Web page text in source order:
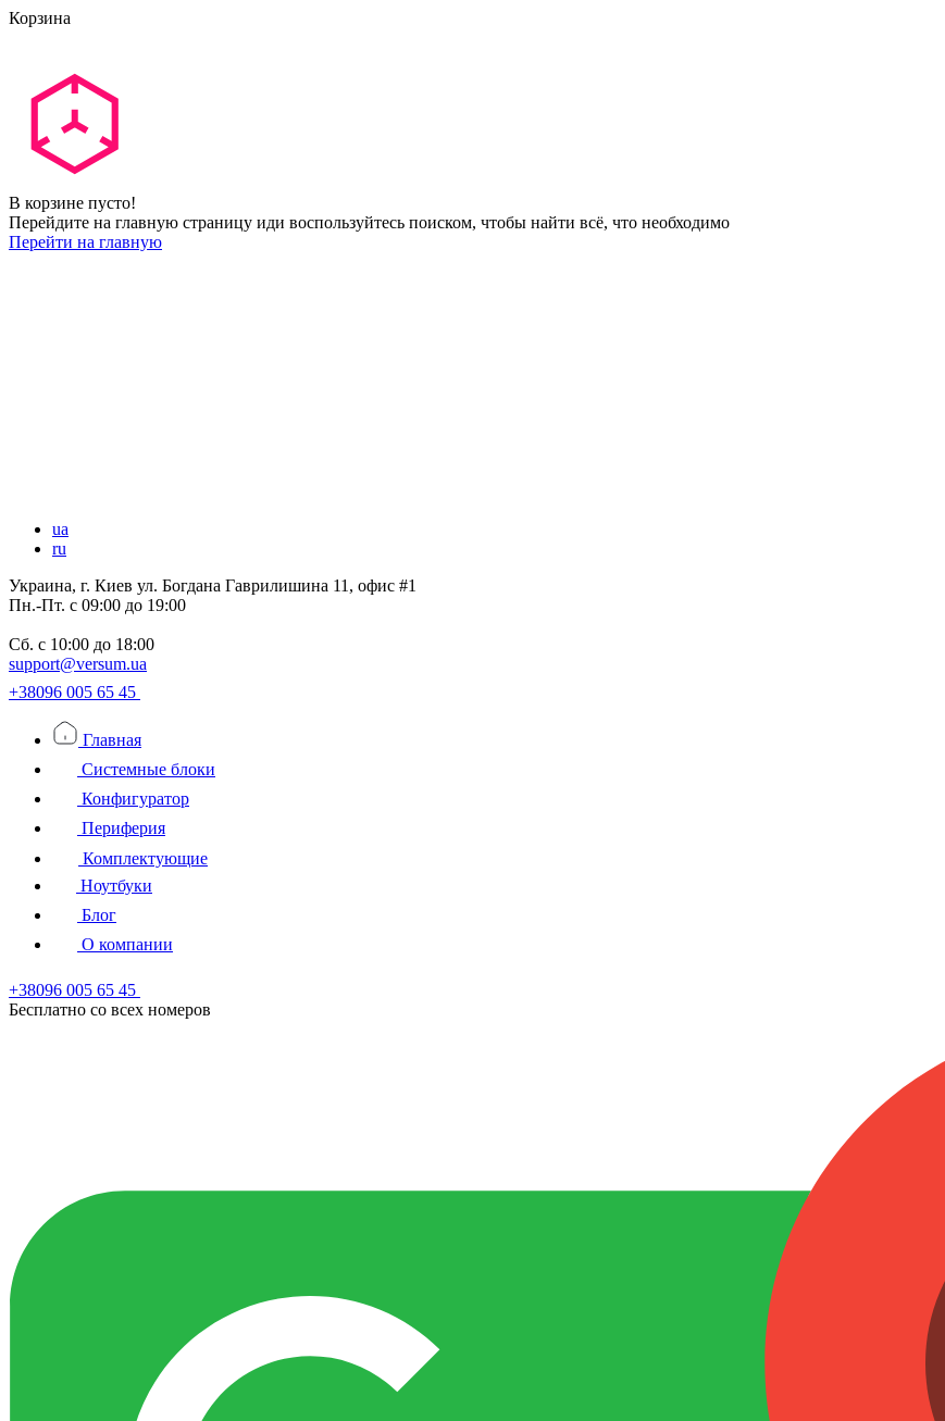
Корзина
В корзине пусто!
Перейдите на главную страницу иди воспользуйтесь поиском, чтобы найти всё, что необходимо
Перейти на главную
ua
ru
Украина, г. Киев ул. Богдана Гаврилишина 11, офис #1
Пн.-Пт. с 09:00 до 19:00
Сб. с 10:00 до 18:00
support@versum.ua
+38096 005 65 45
Главная
Системные блоки
Конфигуратор
Периферия
Комплектующие
Ноутбуки
Блог
О компании
+38096 005 65 45
Бесплатно со всех номеров